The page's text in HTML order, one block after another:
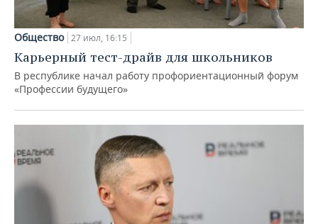
Общество 27 июл, 16:15
Карьерный тест-драйв для школьников
В республике начал работу профориентационный форум
«Профессии будущего»